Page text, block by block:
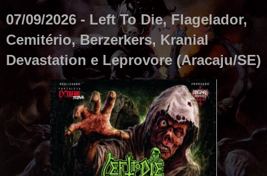
07/09/2026 - Left To Die, Flagelador,
Cemitério, Berzerkers, Kranial
Devastation e Leprovore (Aracaju/SE)